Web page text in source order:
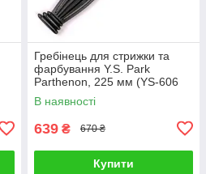
Гребінець для стрижки та
фарбування Y.S. Park
Parthenon, 225 мм (YS-606
Carbon Black)
В наявності
639 ₴ 670 ₴
Купити